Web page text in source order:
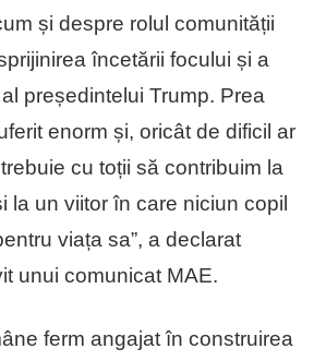
și despre rolul comunității
încetării focului și a
președintelui Trump. Prea
enorm și, oricât de dificil ar
cu toții să contribuim la
la un viitor în care niciun copil
viața sa”, a declarat
unui comunicat MAE.
ferm angajat în construirea